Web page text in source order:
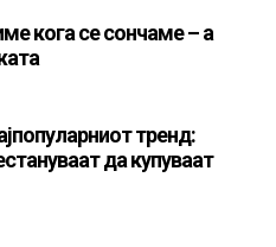
кога се сончаме – а
тренд:
да купуваат